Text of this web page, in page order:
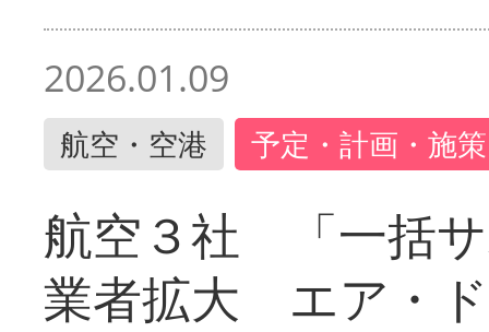
2026.01.09
航空・空港 予定・計画・施策
航空３社 「一括
業者拡大 エア・